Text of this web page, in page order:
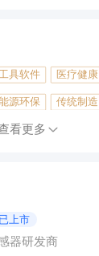
具软件 医疗健康
源环保 传统制造
消费电商
看更多
已上市
器研发商